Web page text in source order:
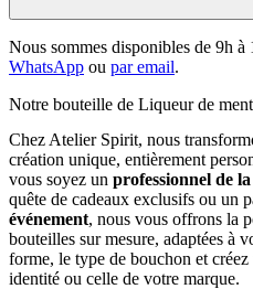
Nous sommes disponibles de 9h
WhatsApp ou par email.
Notre bouteille de Liqueur de
Chez Atelier Spirit, nous
création unique, entièrement
vous soyez un professionnel de
quête de cadeaux exclusifs ou un
événement, nous vous offrons la
bouteilles sur mesure, adaptées à
forme, le type de bouchon et
identité ou celle de votre marque.